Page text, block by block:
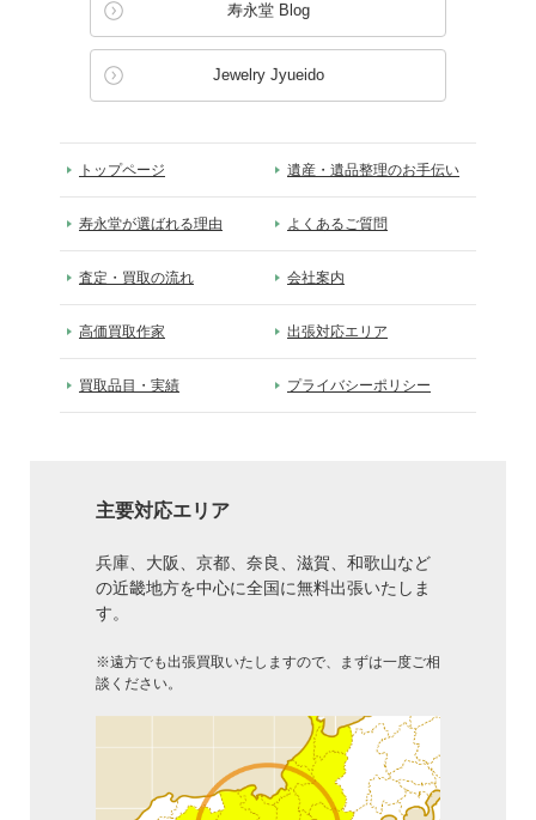
寿永堂 Blog
Jewelry Jyueido
トップページ 遺産・遺品整理のお手伝い
寿永堂が選ばれる理由 よくあるご質問
査定・買取の流れ 会社案内
高価買取作家 出張対応エリア
買取品目・実績 プライバシーポリシー
主要対応エリア
兵庫、大阪、京都、奈良、滋賀、和歌山など
の近畿地方を中心に全国に無料出張いたしま
す。
※遠方でも出張買取いたしますので、まずは一度ご相
談ください。